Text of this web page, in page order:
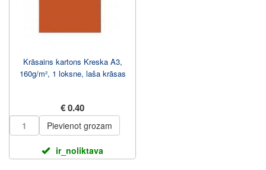
Krāsains kartons Kreska A3,
160g/m², 1 loksne, laša krāsas
€ 0.40
Pievienot grozam
ir_noliktava